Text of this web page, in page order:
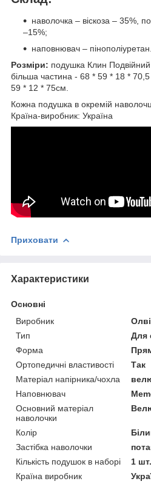
наволочка – віскоза – 35%,
–15%;
наповнювач – пінополіуретан.
Розміри: подушка Клин
більша частина - 68 * 59 * 18 *
59 * 12 * 75см.
Кожна подушка в окремій
Країна-виробник: Україна
Приховати
Характеристики
Основні
Виробник
Олві
Тип
Для
Форма
Ортопедичні властивості
Так
Матеріал напірника/чохла
Наповнювач
Основний матеріал
наволочки
Колір
Застібка наволочки
Кількість подушок в наборі
1 шт.
Країна виробник